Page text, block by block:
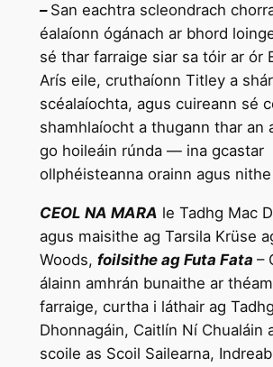
– San eachtra scleondrach
éalaíonn ógánach ar bhord
sé thar farraige siar sa tóir ar ór
Arís eile, cruthaíonn Titley a
scéalaíochta, agus cuireann sé
shamhlaíocht a thugann thar an
go hoileáin rúnda — ina gcastar
ollphéisteanna orainn agus
CEOL NA MARA le Tadhg Mac
agus maisithe ag Tarsila Krüse
Woods, foilsithe ag Futa Fata –
álainn amhrán bunaithe ar
farraige, curtha i láthair ag
Dhonnagáin, Caitlín Ní Chualáin
scoile as Scoil Sailearna,